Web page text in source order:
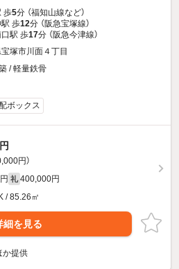
歩5分 （福知山線など）
歩12分 （阪急宝塚線）
駅 歩17分 （阪急今津線）
塚市川面４丁目
/ 軽量鉄骨
ボックス
円）
礼 400,000円
/ 85.26㎡
細を見る
か提供